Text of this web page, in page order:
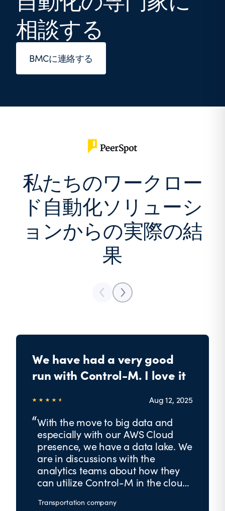
相談する
BMCに連絡する
私たちのワークロー
ド自動化ソリューシ
ョンからの実際の結
果
We have had a very good
run with Control-M. I love it
Aug 12, 2025
With the move to big data and
especially with our AWS Cloud
presence, we have a data lake. We
are in discussions with the
analytics teams about how they
can utilize Control-M in the cloud
Transportation company